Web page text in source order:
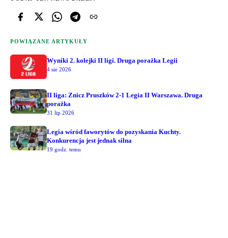
POWIĄZANE ARTYKUŁY
Wyniki 2. kolejki II ligi. Druga porażka Legii
4 sie 2026
II liga: Znicz Pruszków 2-1 Legia II Warszawa. Druga
porażka
31 lip 2026
Legia wśród faworytów do pozyskania Kuchty.
Konkurencja jest jednak silna
19 godz. temu